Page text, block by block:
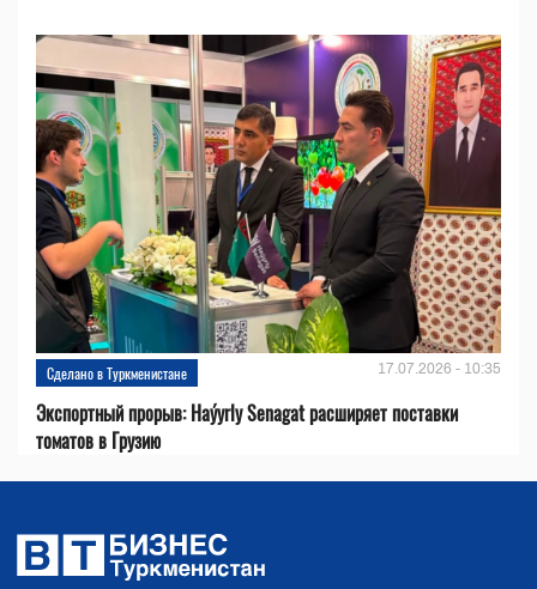
Сделано в Туркменистане 17.07.2026 - 10:35
Экспортный прорыв: Haýyrly Senagat расширяет поставки
томатов в Грузию